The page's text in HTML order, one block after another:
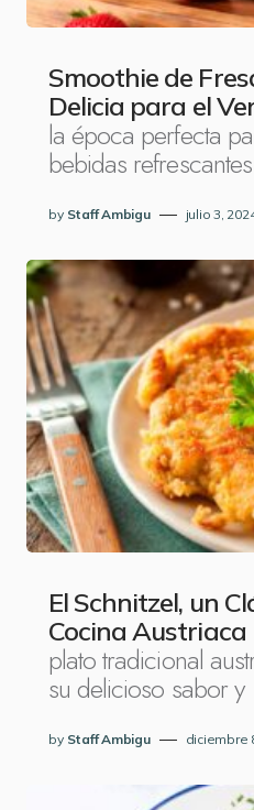
Smoothie de
Delicia para el
la época perfecta
bebidas
by Staff Ambigu julio 3,
El Schnitzel, un
Cocina Austriaca
plato tradicional
su delicioso sabor y
by Staff Ambigu diciembre